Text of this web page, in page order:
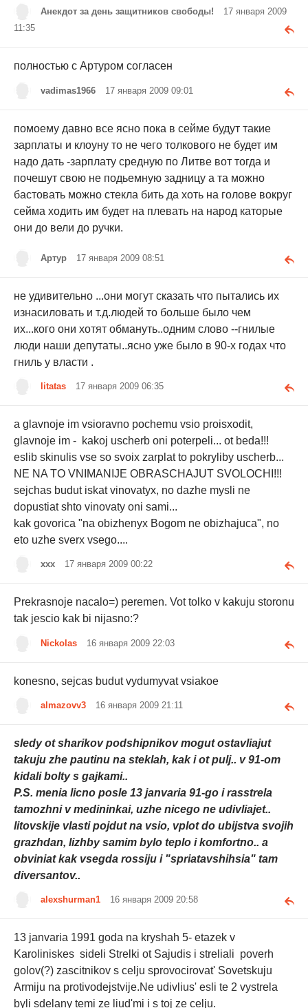
Анекдот за день защитников свободы!
17 января 2009
11:35
полностью с Артуром согласен
vadimas1966 17 января 2009 09:01
помоему давно все ясно пока в сейме будут такие
зарплаты и клоуну то не чего толкового не будет им
надо дать -зарплату средную по Литве вот тогда и
почешут свою не подьемную задницу а та можно
бастовать можно стекла бить да хоть на голове вокруг
сейма ходить им будет на плевать на народ каторые
они до вели до ручки.
Артур 17 января 2009 08:51
не удивительно ...они могут сказать что пытались их
изнасиловать и т.д.людей то больше было чем
их...кого они хотят обмануть..одним слово --гнилые
люди наши депутаты..ясно уже было в 90-х годах что
гниль у власти .
litatas 17 января 2009 06:35
a glavnoje im vsioravno pochemu vsio proisxodit,
glavnoje im - kakoj uscherb oni poterpeli... ot beda!!!
eslib skinulis vse so svoix zarplat to pokryliby uscherb...
NE NA TO VNIMANIJE OBRASCHAJUT SVOLOCHI!!!
sejchas budut iskat vinovatyx, no dazhe mysli ne
dopustiat shto vinovaty oni sami...
kak govorica "na obizhenyx Bogom ne obizhajuca", no
eto uzhe sverx vsego....
xxx 17 января 2009 00:22
Prekrasnoje nacalo=) peremen. Vot tolko v kakuju storonu
tak jescio kak bi nijasno:?
Nickolas 16 января 2009 22:03
konesno, sejcas budut vydumyvat vsiakoe
almazovv3 16 января 2009 21:11
sledy ot sharikov podshipnikov mogut ostavliajut
takuju zhe pautinu na steklah, kak i ot pulj.. v 91-om
kidali bolty s gajkami..
P.S. menia licno posle 13 janvaria 91-go i rasstrela
tamozhni v medininkai, uzhe nicego ne udivliajet..
litovskije vlasti pojdut na vsio, vplot do ubijstva svojih
grazhdan, lizhby samim bylo teplo i komfortno.. a
obviniat kak vsegda rossiju i "spriatavshihsia" tam
diversantov..
alexshurman1 16 января 2009 20:58
13 janvaria 1991 goda na kryshah 5- etazek v
Karoliniskes sideli Strelki ot Sajudis i streliali poverh
golov(?) zascitnikov s celju sprovocirovat' Sovetskuju
Armiju na protivodejstvije.Ne udivlius' esli te 2 vystrela
byli sdelany temi ze liud'mi i s toj ze celju.